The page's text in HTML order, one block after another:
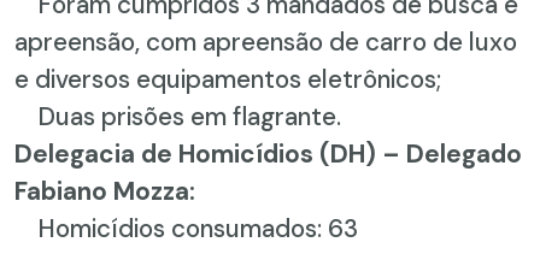
apreensão, com apreensão de carro de luxo
e diversos equipamentos eletrônicos;
Duas prisões em flagrante.
Delegacia de Homicídios (DH) – Delegado
Fabiano Mozza:
Homicídios consumados: 63